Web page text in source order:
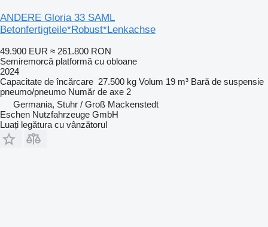
ANDERE Gloria 33 SAML
Betonfertigteile*Robust*Lenkachse
49.900 EUR ≈ 261.800 RON
Semiremorcă platformă cu obloane
2024
Capacitate de încărcare 27.500 kg Volum 19 m³ Bară de suspensie
pneumo/pneumo Număr de axe 2
Germania, Stuhr / Groß Mackenstedt
Eschen Nutzfahrzeuge GmbH
Luați legătura cu vânzătorul